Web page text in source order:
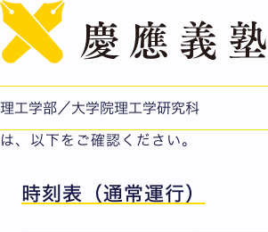
理工学部／大学院理工学研究科
矢上～K2 シャトル便
航しております。シャトル便の乗降場
は、以下をご確認ください。
時刻表（通常運行）